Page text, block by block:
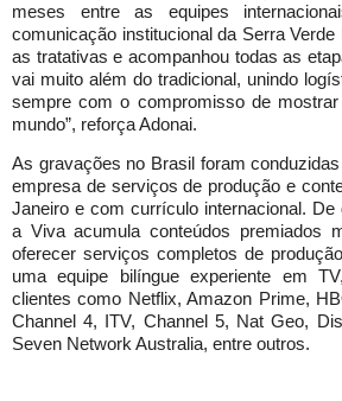
meses entre as equipes
comunicação institucional da Serra
as tratativas e acompanhou todas as
vai muito além do tradicional, unindo
sempre com o compromisso de
mundo”, reforça Adonai.
As gravações no Brasil foram
empresa de serviços de produção e
Janeiro e com currículo internacional.
a Viva acumula conteúdos premiados
oferecer serviços completos de
uma equipe bilíngue experiente em
clientes como Netflix, Amazon Prime,
Channel 4, ITV, Channel 5, Nat Geo,
Seven Network Australia, entre outros.